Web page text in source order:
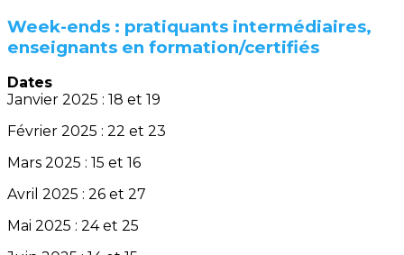
Week-ends : pratiquants intermédiaires,
enseignants en formation/certifiés
Dates
Janvier 2025 : 18 et 19
Février 2025 : 22 et 23
Mars 2025 : 15 et 16
Avril 2025 : 26 et 27
Mai 2025 : 24 et 25